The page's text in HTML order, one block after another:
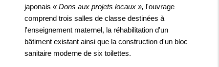
japonais « Dons aux projets locaux », l'ouvrage
comprend trois salles de classe destinées à
l'enseignement maternel, la réhabilitation d'un
bâtiment existant ainsi que la construction d'un bloc
sanitaire moderne de six toilettes.